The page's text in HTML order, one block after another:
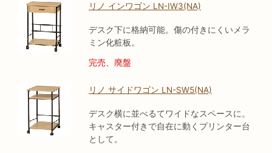
リノ インワゴン LN-IW3(NA)
デスク下に格納可能。傷の付きにくいメラ
ミン化粧板。
完売、廃盤
リノ サイドワゴン LN-SW5(NA)
デスク横に並べるてワイドなスペースに。
キャスター付きで自在に動くプリンター台
として。